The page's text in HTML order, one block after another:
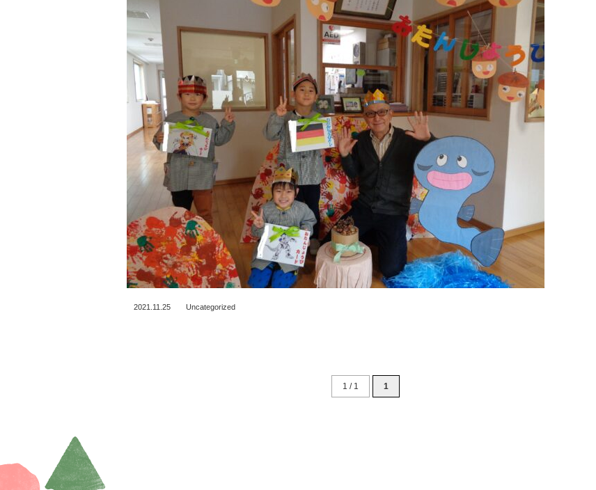
2021.11.25 Uncategorized
1 / 1 1